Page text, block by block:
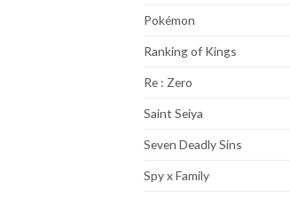
Pokémon
Ranking of Kings
Re : Zero
Saint Seiya
Seven Deadly Sins
Spy x Family